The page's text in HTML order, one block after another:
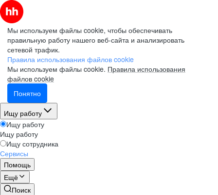
Мы используем файлы cookie, чтобы обеспечивать
правильную работу нашего веб-сайта и анализировать
сетевой трафик.
Правила использования файлов cookie
Мы используем файлы cookie. Правила использования
файлов cookie
Понятно
Ищу работу
Ищу работу
Ищу работу
Ищу сотрудника
Сервисы
Помощь
Ещё
Поиск